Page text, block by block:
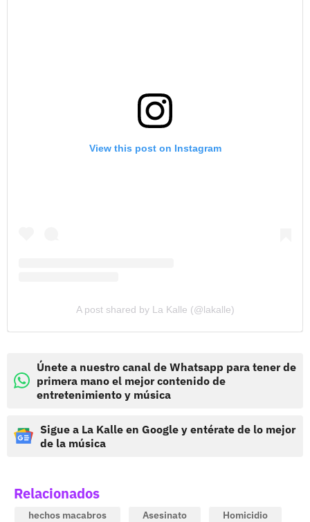
View this post on Instagram
A post shared by La Kalle (@lakalle)
Únete a nuestro canal de Whatsapp para tener de
primera mano el mejor contenido de
entretenimiento y música
Sigue a La Kalle en Google y entérate de lo mejor
de la música
Relacionados
hechos macabros Asesinato
Homicidio